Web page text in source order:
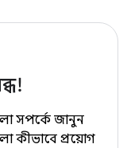
সম্পর্কে জানুন
কীভাবে প্রয়োগ